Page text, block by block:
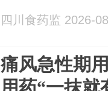
四川食药监 2026-
痛风急性期